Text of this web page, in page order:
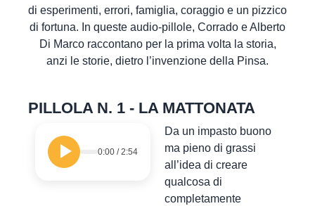
di esperimenti, errori, famiglia, coraggio e un pizzico
di fortuna. In queste audio-pillole, Corrado e Alberto
Di Marco raccontano per la prima volta la storia,
anzi le storie, dietro l’invenzione della Pinsa.
PILLOLA N. 1 - LA MATTONATA
0:00 /2:54
Da un impasto buono
ma pieno di grassi
all’idea di creare
qualcosa di
completamente